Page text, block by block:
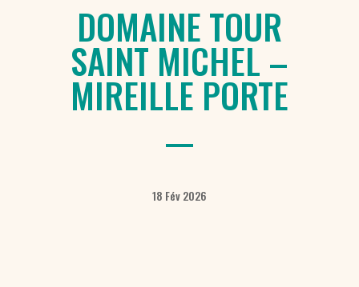
DOMAINE TOUR
SAINT MICHEL –
MIREILLE PORTE
18 Fév 2026